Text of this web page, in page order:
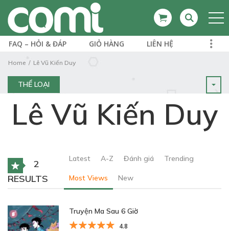
FAQ – HỎI & ĐÁP GIỎ HÀNG LIÊN HỆ
Home Lê Vũ Kiến Duy
THỂ LOẠI
Lê Vũ Kiến Duy
2
RESULTS
Latest A-Z Đánh giá Trending
Most Views New
Truyện Ma Sau 6 Giờ
4.8